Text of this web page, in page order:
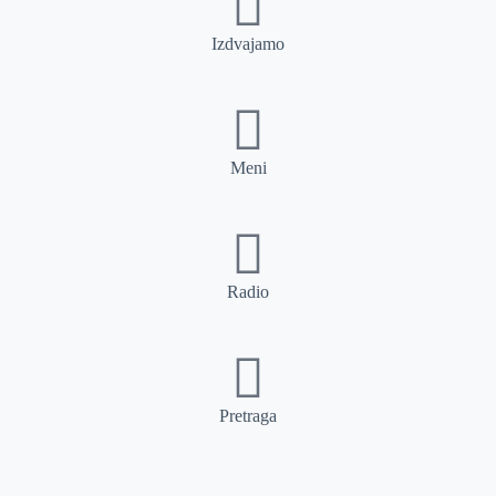
Izdvajamo
Meni
Radio
Pretraga